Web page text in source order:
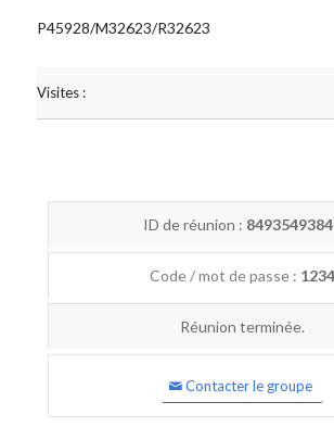
P45928/M32623/R32623
Visites :
ID de réunion :
Code / mot de passe : 1234
Réunion terminée.
Contacter le groupe